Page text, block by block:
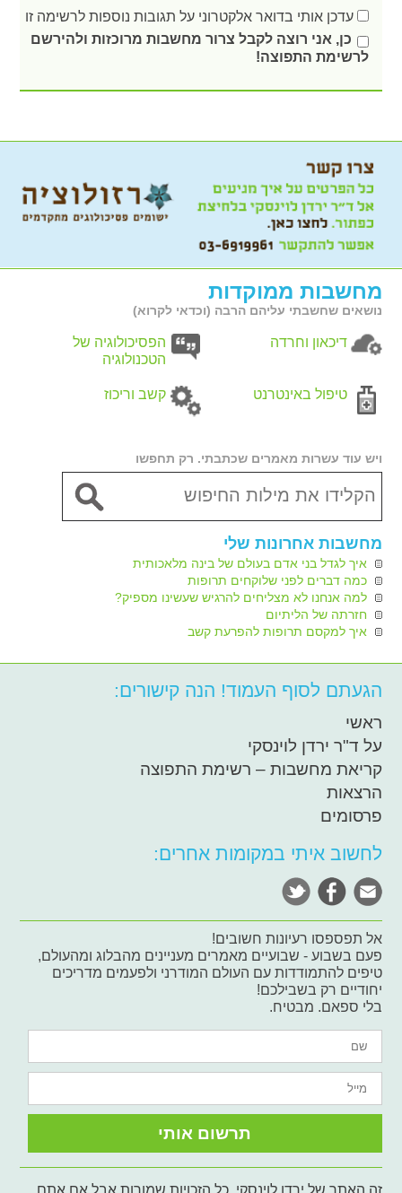
עדכן אותי בדואר אלקטרוני על תגובות נוספות לרשימה זו
כן, אני רוצה לקבל צרור מחשבות מרוכזות ולהירשם
לרשימת התפוצה!
מחשבות ממוקדות
נושאים שחשבתי עליהם הרבה (וכדאי לקרוא)
דיכאון וחרדה
הפסיכולוגיה של
הטכנולוגיה
טיפול באינטרנט קשב וריכוז
ויש עוד עשרות מאמרים שכתבתי. רק תחפשו
מחשבות אחרונות שלי
איך לגדל בני אדם בעולם של בינה מלאכותית
כמה דברים לפני שלוקחים תרופות
למה אנחנו לא מצליחים להרגיש שעשינו מספיק?
חזרתה של הליתיום
איך למקסם תרופות להפרעת קשב
הגעתם לסוף העמוד! הנה קישורים:
ראשי
על ד"ר ירדן לוינסקי
קריאת מחשבות – רשימת התפוצה
הרצאות
פרסומים
לחשוב איתי במקומות אחרים:
אל תפספסו רעיונות חשובים!
פעם בשבוע - שבועיים מאמרים מעניינים מהבלוג ומהעולם,
טיפים להתמודדות עם העולם המודרני ולפעמים מדריכים
יחודיים רק בשבילכם!
בלי ספאם. מבטיח.